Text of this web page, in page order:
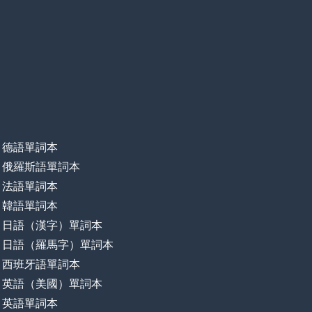
德語單詞本
俄羅斯語單詞本
法語單詞本
韓語單詞本
日語（漢字）單詞本
日語（羅馬字）單詞本
西班牙語單詞本
英語（美國）單詞本
英語單詞本